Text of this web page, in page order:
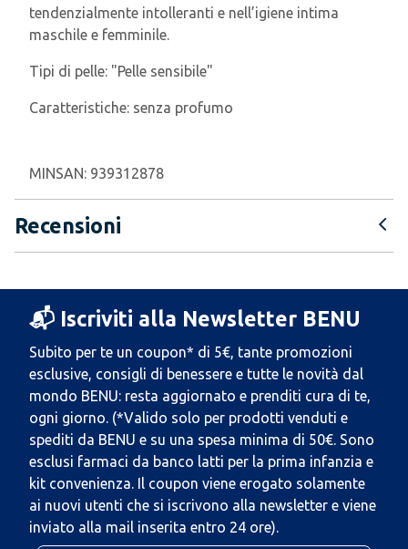
tendenzialmente intolleranti e nell’igiene intima
maschile e femminile.
Tipi di pelle: "Pelle sensibile"
Caratteristiche: senza profumo
MINSAN: 939312878
Recensioni
📬 Iscriviti alla Newsletter BENU
Subito per te un coupon* di 5€, tante promozioni
esclusive, consigli di benessere e tutte le novità dal
mondo BENU: resta aggiornato e prenditi cura di te,
ogni giorno. (*Valido solo per prodotti venduti e
spediti da BENU e su una spesa minima di 50€. Sono
esclusi farmaci da banco latti per la prima infanzia e
kit convenienza. Il coupon viene erogato solamente
ai nuovi utenti che si iscrivono alla newsletter e viene
inviato alla mail inserita entro 24 ore).